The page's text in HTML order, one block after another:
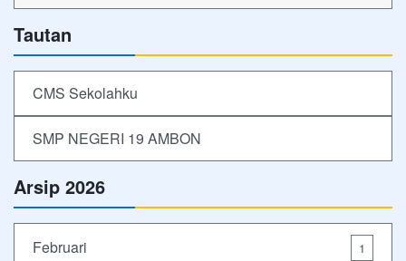
Tautan
CMS Sekolahku
SMP NEGERI 19 AMBON
Arsip 2026
Februari 1